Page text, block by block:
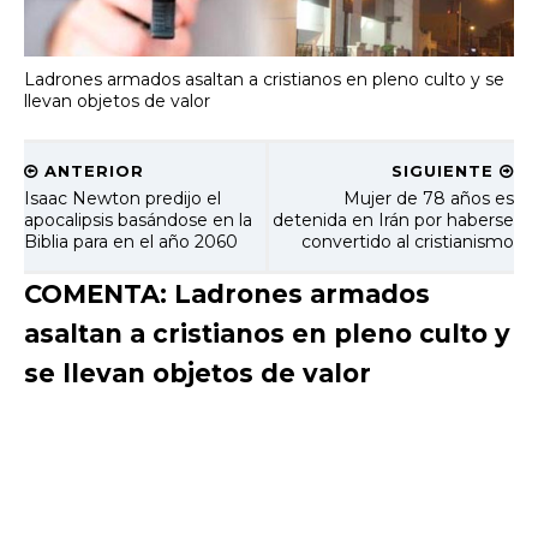
Ladrones armados asaltan a cristianos en pleno culto y se
llevan objetos de valor
SIGUIENTE
Mujer de 78 años es
detenida en Irán por haberse
convertido al cristianismo
ANTERIOR
Isaac Newton predijo el
apocalipsis basándose en la
Biblia para en el año 2060
COMENTA: Ladrones armados
asaltan a cristianos en pleno culto y
se llevan objetos de valor